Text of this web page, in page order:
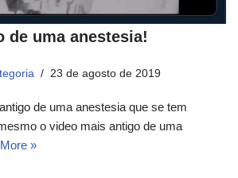
de uma anestesia!
23 de agosto de 2019
de uma anestesia que se tem
o video mais antigo de uma
»